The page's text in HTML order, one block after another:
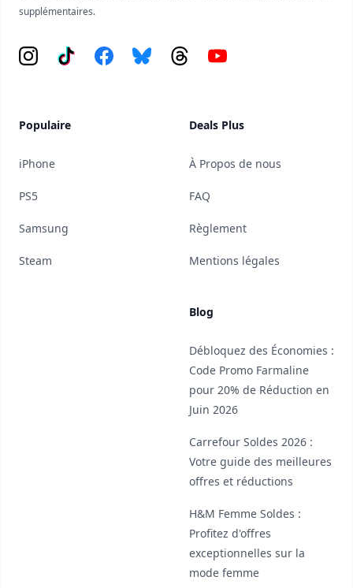
supplémentaires.
Instagram
Tiktok FacebookBlueskyThreadsYouTube
Populaire
iPhone
PS5
Samsung
Steam
Deals Plus
À Propos de nous
FAQ
Règlement
Mentions légales
Blog
Débloquez des Économies :
Code Promo Farmaline
pour 20% de Réduction en
Juin 2026
Carrefour Soldes 2026 :
Votre guide des meilleures
offres et réductions
H&M Femme Soldes :
Profitez d'offres
exceptionnelles sur la
mode femme